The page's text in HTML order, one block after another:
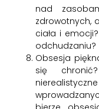
nad
zdrowotnych,
ciała i
odchudzaniu?
Obsesja
się